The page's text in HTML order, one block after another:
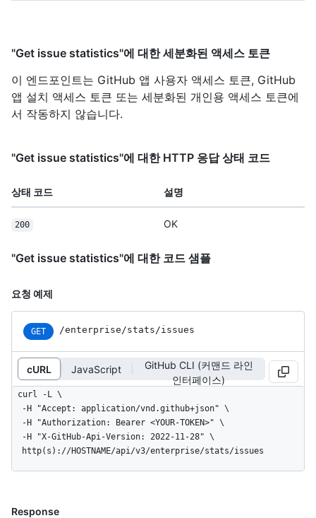
"Get issue statistics"에 대한 세분화된 액세스 토큰
이 엔드포인트는 GitHub 앱 사용자 액세스 토큰, GitHub
앱 설치 액세스 토큰 또는 세분화된 개인용 액세스 토큰에
서 작동하지 않습니다.
"Get issue statistics"에 대한 HTTP 응답 상태 코드
상태 코드 설명
200 OK
"Get issue statistics"에 대한 코드 샘플
요청 예제
GET /enterprise/stats/issues
cURL JavaScript
GitHub CLI (커맨드 라인
인터페이스)
curl -L \
  http(s)://HOSTNAME/api/v3/enterprise/stats/issues
Response